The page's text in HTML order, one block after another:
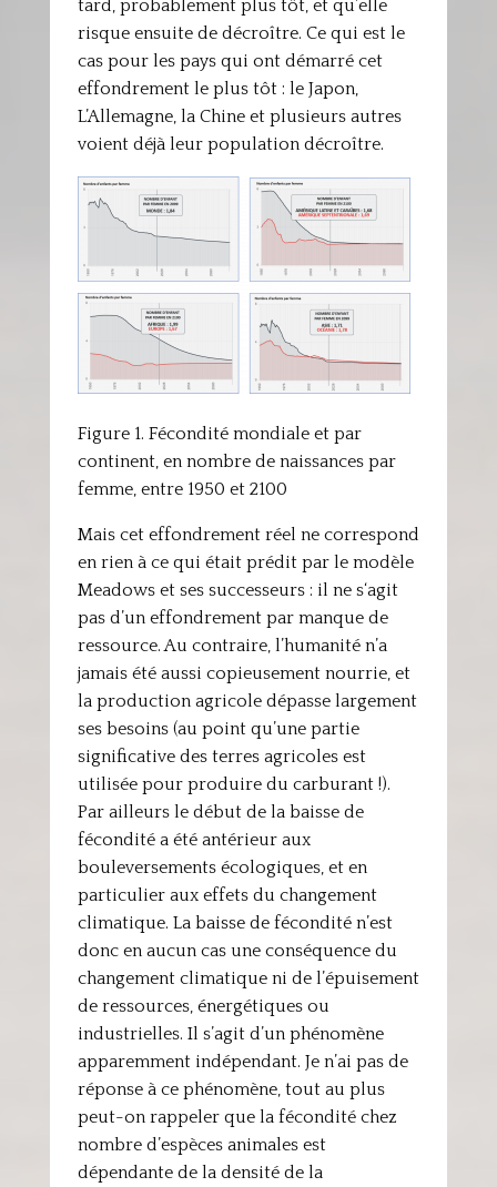
tard, probablement plus tôt, et qu’elle
risque ensuite de décroître. Ce qui est le
cas pour les pays qui ont démarré cet
effondrement le plus tôt : le Japon,
L’Allemagne, la Chine et plusieurs autres
voient déjà leur population décroître.
Figure 1. Fécondité mondiale et par
continent, en nombre de naissances par
femme, entre 1950 et 2100
Mais cet effondrement réel ne correspond
en rien à ce qui était prédit par le modèle
Meadows et ses successeurs : il ne s‘agit
pas d’un effondrement par manque de
ressource. Au contraire, l’humanité n’a
jamais été aussi copieusement nourrie, et
la production agricole dépasse largement
ses besoins (au point qu’une partie
significative des terres agricoles est
utilisée pour produire du carburant !).
Par ailleurs le début de la baisse de
fécondité a été antérieur aux
bouleversements écologiques, et en
particulier aux effets du changement
climatique. La baisse de fécondité n’est
donc en aucun cas une conséquence du
changement climatique ni de l’épuisement
de ressources, énergétiques ou
industrielles. Il s’agit d’un phénomène
apparemment indépendant. Je n’ai pas de
réponse à ce phénomène, tout au plus
peut-on rappeler que la fécondité chez
nombre d’espèces animales est
dépendante de la densité de la